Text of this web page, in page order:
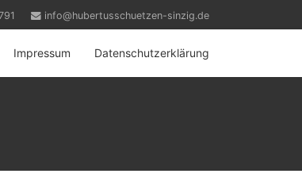
info@hubertusschuetzen-sinzig.de
Impressum Datenschutzerklärung